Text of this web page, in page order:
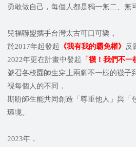
勇敢做自己，每個人都是獨一無二、無
兒福聯盟攜手台灣太古可口可樂，
於2017年起發起 《我有我的霸免權》 反
2022年更在計畫中發起 「襪！我們不一
號召各校園師生穿上兩腳不一樣的襪子
視每個人的不同，
期盼師生能共同創造「尊重他人」與「
環境。
2023年，